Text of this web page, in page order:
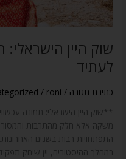
שוק היין הישראלי:
לעתיד
כתיבת תגובה /
/ roni
**שוק היין הישראלי: תמונה
משקה אלא חלק מהתרבות
התפתחויות רבות בשנים
במהלך ההיסטוריה, יין שיחק